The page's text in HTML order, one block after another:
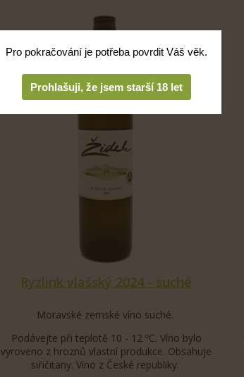
Ryzlink vlašský 2024 - suché
Moravské zemské víno suché.
Podávejte při teplotě 10 - 12 ºC. Víno bylo
vyroveno z hroznů vlastní produkce. Obsahuje
siřičitany. Víno z České republiky.
Pro pokračování je potřeba povrdit Váš věk.
Prohlašuji, že jsem starší 18 let